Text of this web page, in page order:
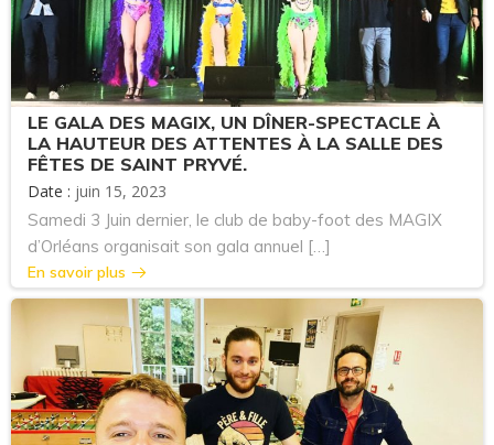
LE GALA DES MAGIX, UN DÎNER-SPECTACLE À
LA HAUTEUR DES ATTENTES À LA SALLE DES
FÊTES DE SAINT PRYVÉ.
Date : juin 15, 2023
Samedi 3 Juin dernier, le club de baby-foot des MAGIX
d’Orléans organisait son gala annuel […]
En savoir plus